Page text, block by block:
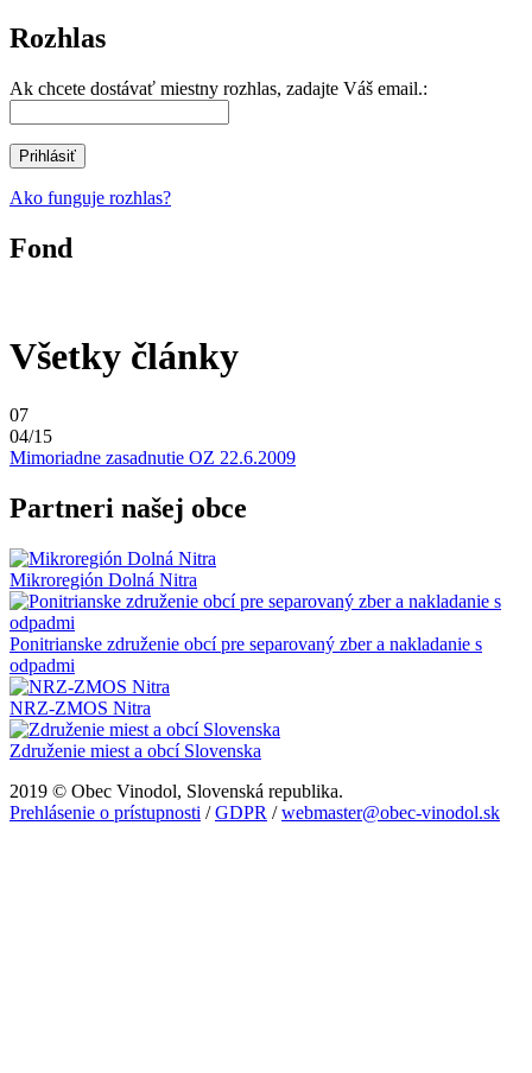
Rozhlas
Ak chcete dostávať miestny rozhlas, zadajte Váš email.:
Ako funguje rozhlas?
Fond
Všetky články
07
04/15
Mimoriadne zasadnutie OZ 22.6.2009
Partneri našej obce
Mikroregión Dolná Nitra
Ponitrianske združenie obcí pre separovaný zber a nakladanie s
odpadmi
NRZ-ZMOS Nitra
Združenie miest a obcí Slovenska
2019 © Obec Vinodol, Slovenská republika.
Prehlásenie o prístupnosti /GDPR /webmaster@obec-vinodol.sk